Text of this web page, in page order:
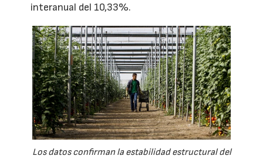
interanual del 10,33%.
Los datos confirman la estabilidad estructural del